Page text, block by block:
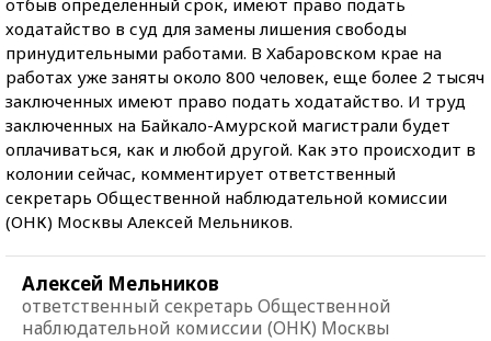
ходатайство в суд для замены лишения свободы
принудительными работами. В Хабаровском крае на
работах уже заняты около 800 человек, еще более 2 тысяч
заключенных имеют право подать ходатайство. И труд
заключенных на Байкало-Амурской магистрали будет
оплачиваться, как и любой другой. Как это происходит в
колонии сейчас, комментирует ответственный
секретарь Общественной наблюдательной комиссии
(ОНК) Москвы Алексей Мельников.
Алексей Мельников
ответственный секретарь Общественной
наблюдательной комиссии (ОНК) Москвы